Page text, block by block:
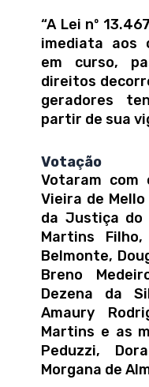
“A Lei nº
imediata aos
em curso,
direitos
geradores
partir de sua
Votação
Votaram
Vieira de
da Justiça do
Martins
Belmonte,
Breno
Dezena da
Amaury
Martins e as
Peduzzi,
Morgana de